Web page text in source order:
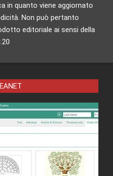
in quanto viene aggiornato
Non può pertanto
editoriale ai sensi della